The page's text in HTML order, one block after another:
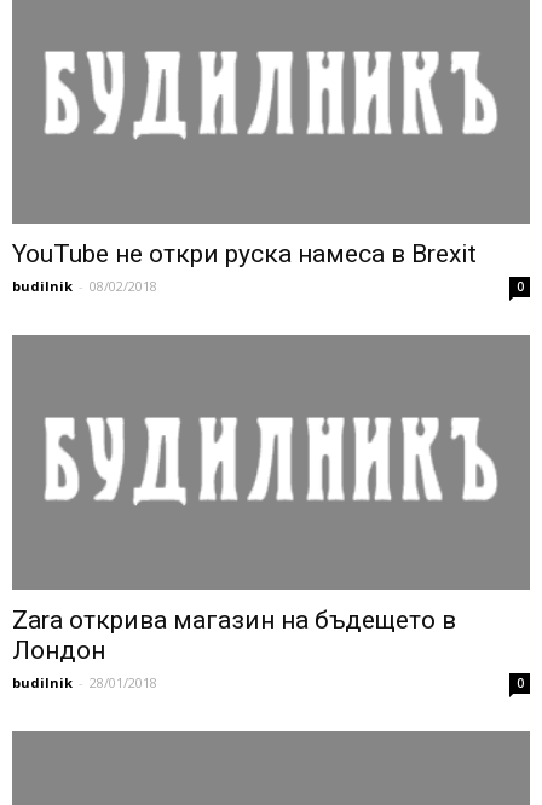
YouTube не откри руска намеса в Brexit
budilnik - 08/02/2018 0
Zara открива магазин на бъдещето в
Лондон
budilnik - 28/01/2018 0